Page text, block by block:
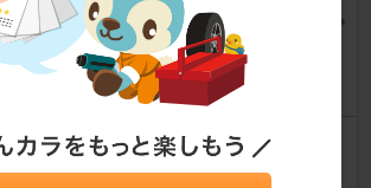
Nakajimaさん
4
0
エンジンオイル交換
スカイラインクーペ